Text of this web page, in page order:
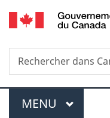
Recherche
Rechercher
dans
Menu
MENU PRINCIPAL